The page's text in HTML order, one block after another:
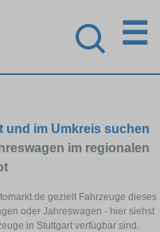
☰
und im Umkreis suchen
im regionalen
gezielt Fahrzeuge dieses
oder Jahreswagen - hier siehst
in Stuttgart verfügbar sind.